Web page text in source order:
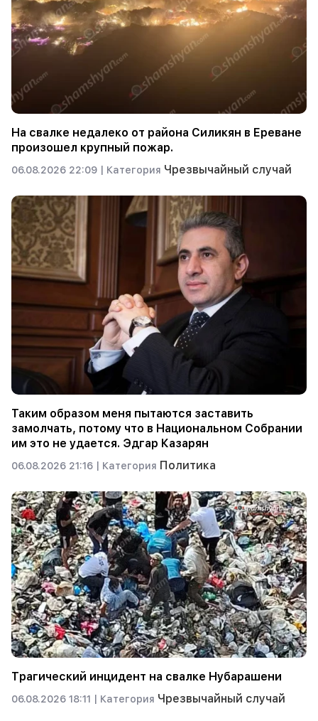
На свалке недалеко от района Силикян в Ереване
произошел крупный пожар.
06.08.2026 22:09 | Категория Чрезвычайный случай
Таким образом меня пытаются заставить
замолчать, потому что в Национальном Собрании
им это не удается. Эдгар Казарян
06.08.2026 21:16 | Категория Политика
Трагический инцидент на свалке Нубарашени
06.08.2026 18:11 | Категория Чрезвычайный случай